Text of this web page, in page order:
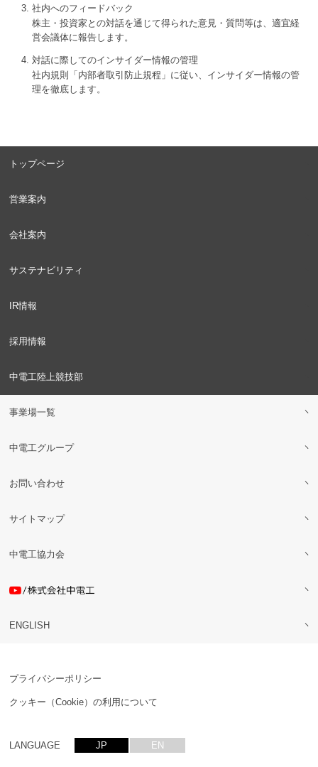
社内へのフィードバック
株主・投資家との対話を通じて得られた意見・質問等は、適宜経
営会議体に報告します。
対話に際してのインサイダー情報の管理
社内規則「内部者取引防止規程」に従い、インサイダー情報の管
理を徹底します。
トップページ
営業案内
会社案内
サステナビリティ
IR情報
採用情報
中電工陸上競技部
事業場一覧
中電工グループ
お問い合わせ
サイトマップ
中電工協力会
ENGLISH
プライバシーポリシー
クッキー（Cookie）の利用について
LANGUAGE JP EN